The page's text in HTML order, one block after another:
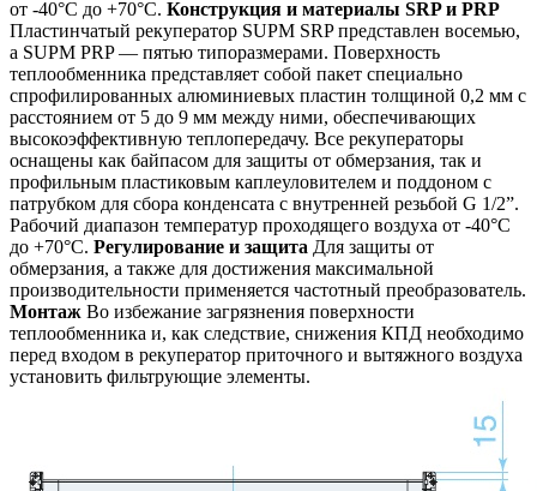
от -40°C до +70°C. Конструкция и материалы SRP и PRP
Пластинчатый рекуператор SUPM SRP представлен восемью,
а SUPM PRP — пятью типоразмерами. Поверхность
теплообменника представляет собой пакет специально
спрофилированных алюминиевых пластин толщиной 0,2 мм с
расстоянием от 5 до 9 мм между ними, обеспечивающих
высокоэффективную теплопередачу. Все рекуператоры
оснащены как байпасом для защиты от обмерзания, так и
профильным пластиковым каплеуловителем и поддоном с
патрубком для сбора конденсата с внутренней резьбой G 1/2”.
Рабочий диапазон температур проходящего воздуха от -40°C
до +70°C. Регулирование и защита Для защиты от
обмерзания, а также для достижения максимальной
производительности применяется частотный преобразователь.
Монтаж Во избежание загрязнения поверхности
теплообменника и, как следствие, снижения КПД необходимо
перед входом в рекуператор приточного и вытяжного воздуха
установить фильтрующие элементы.